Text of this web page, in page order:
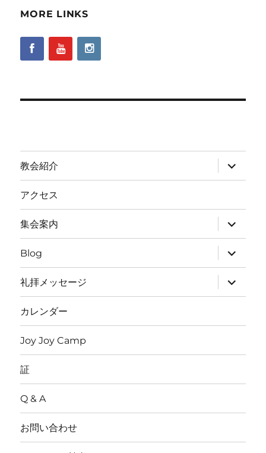
MORE LINKS
教会紹介
サ
ブ
メ
ー
を
展
開
アクセス
集会案内
サ
ブ
メ
ニ
ュ
ー
を
展
開
Blog
サ
ブ
メ
ニ
ュ
ー
開
礼拝メッセージ
サ
ブ
メ
ー
開
カレンダー
Joy Joy Camp
証
Q & A
お問い合わせ